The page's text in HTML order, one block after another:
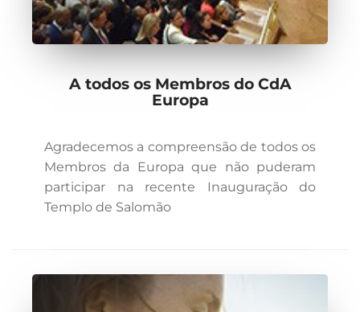
A todos os Membros do CdA
Europa
Agradecemos a compreensão de todos os
Membros da Europa que não puderam
participar na recente Inauguração do
Templo de Salomão